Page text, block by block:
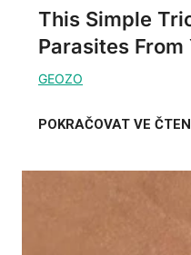
This Simple
Parasites From